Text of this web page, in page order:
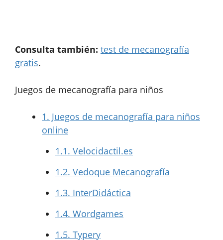
Consulta también: test de mecanografía
gratis.
Juegos de mecanografía para niños
1. Juegos de mecanografía para niños
online
1.1. Velocidactil.es
1.2. Vedoque Mecanografía
1.3. InterDidáctica
1.4. Wordgames
1.5. Typery